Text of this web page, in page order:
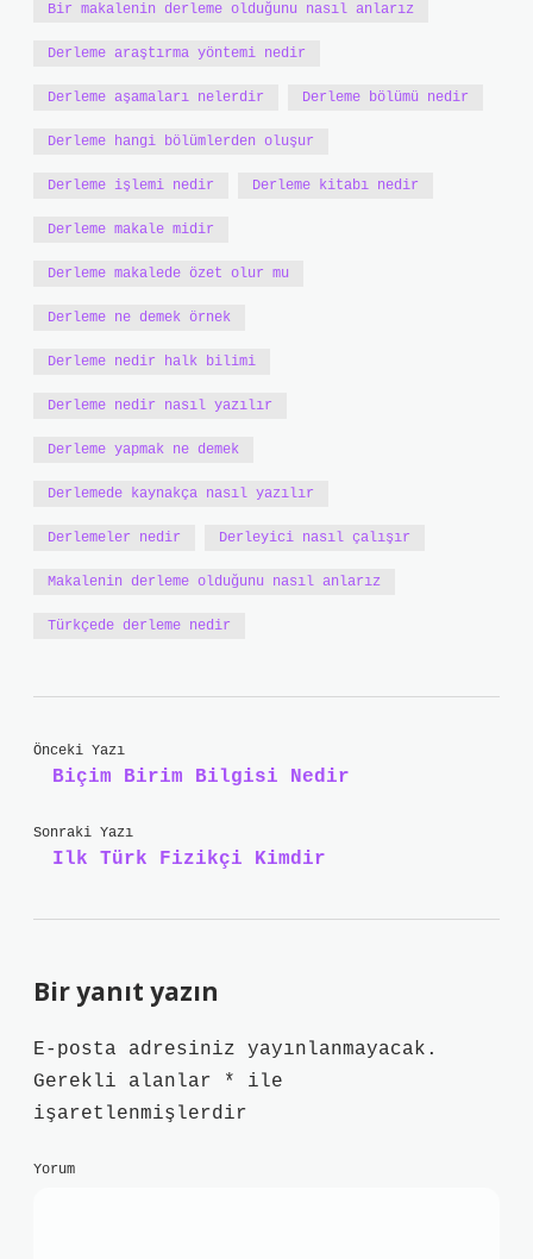
Bir makalenin derleme olduğunu nasıl anlarız
Derleme araştırma yöntemi nedir
Derleme aşamaları nelerdir Derleme bölümü nedir
Derleme hangi bölümlerden oluşur
Derleme işlemi nedir Derleme kitabı nedir
Derleme makale midir
Derleme makalede özet olur mu
Derleme ne demek örnek
Derleme nedir halk bilimi
Derleme nedir nasıl yazılır
Derleme yapmak ne demek
Derlemede kaynakça nasıl yazılır
Derlemeler nedir Derleyici nasıl çalışır
Makalenin derleme olduğunu nasıl anlarız
Türkçede derleme nedir
Önceki Yazı
Biçim Birim Bilgisi Nedir
Sonraki Yazı
Ilk Türk Fizikçi Kimdir
Bir yanıt yazın
E-posta adresiniz yayınlanmayacak.
Gerekli alanlar
*
ile
işaretlenmişlerdir
Yorum